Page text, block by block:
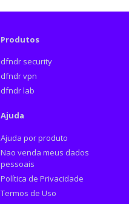
Produtos
dfndr security
dfndr vpn
dfndr lab
Ajuda
Ajuda por produto
Nao venda meus dados
pessoais
Política de Privacidade
Termos de Uso